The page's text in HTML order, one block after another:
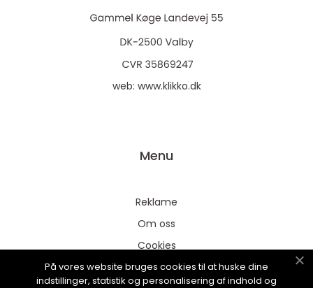
web: www.klikko.dk
Menu
Reklame
Om oss
Cookies
Kontakt Oss
På vores website bruges cookies til at huske dine
indstillinger, statistik og personalisering af indhold og